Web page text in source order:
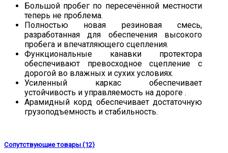
Большой пробег по пересечённой местности
теперь не проблема.
Полностью новая резиновая смесь,
разработанная для обеспечения высокого
пробега и впечатляющего сцепления.
Функциональные канавки протектора
обеспечивают превосходное сцепление с
дорогой во влажных и сухих условиях.
Усиленный каркас обеспечивает
устойчивость и управляемость на дороге .
Арамидный корд обеспечивает достаточную
грузоподъемность и стабильность.
Сопутствующие товары (12)